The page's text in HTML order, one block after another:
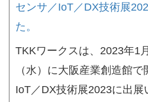
センサ／IoT／DX技術展
た。
TKKワークスは、2023年1
（水）に大阪産業創造館
IoT／DX技術展2023に出展